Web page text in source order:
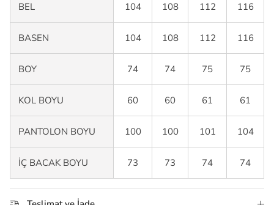
BEL 104 108 112 116
BASEN 104 108 112 116
BOY 74 74 75 75
KOL BOYU 60 60 61 61
PANTOLON BOYU 100 100 101 104
İÇ BACAK BOYU 73 73 74 74